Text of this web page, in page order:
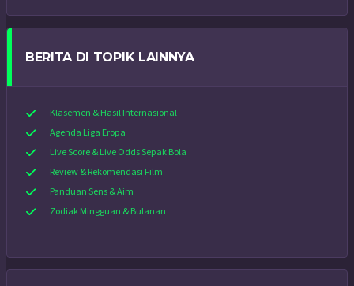
BERITA DI TOPIK LAINNYA
Klasemen & Hasil Internasional
Agenda Liga Eropa
Live Score & Live Odds Sepak Bola
Review & Rekomendasi Film
Panduan Sens & Aim
Zodiak Mingguan & Bulanan